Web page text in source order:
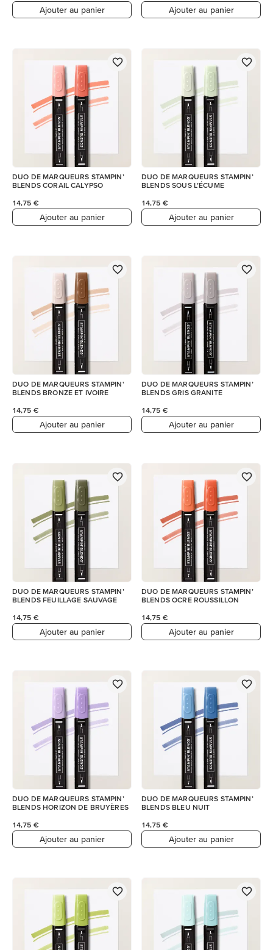
Ajouter au panier Ajouter au panier
DUO DE MARQUEURS STAMPIN’
BLENDS CORAIL CALYPSO
14,75 €
Ajouter au panier
DUO DE MARQUEURS STAMPIN’
BLENDS SOUS L’ÉCUME
14,75 €
Ajouter au panier
DUO DE MARQUEURS STAMPIN'
BLENDS BRONZE ET IVOIRE
14,75 €
Ajouter au panier
DUO DE MARQUEURS STAMPIN’
BLENDS GRIS GRANITE
14,75 €
Ajouter au panier
DUO DE MARQUEURS STAMPIN’
BLENDS FEUILLAGE SAUVAGE
14,75 €
Ajouter au panier
DUO DE MARQUEURS STAMPIN’
BLENDS OCRE ROUSSILLON
14,75 €
Ajouter au panier
DUO DE MARQUEURS STAMPIN’
BLENDS HORIZON DE BRUYÈRES
14,75 €
Ajouter au panier
DUO DE MARQUEURS STAMPIN’
BLENDS BLEU NUIT
14,75 €
Ajouter au panier